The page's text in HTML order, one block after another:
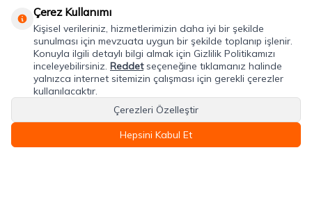
Uygulamalarımız
Adres & İletişim
Çerez Kullanımı
Kişisel verileriniz, hizmetlerimizin daha iyi bir şekilde
sunulması için mevzuata uygun bir şekilde toplanıp işlenir.
Konuyla ilgili detaylı bilgi almak için Gizlilik Politikamızı
inceleyebilirsiniz. Reddetseçeneğine tıklamanız halinde
yalnızca internet sitemizin çalışması için gerekli çerezler
kullanılacaktır.
Çerezleri Özelleştir
Hepsini Kabul Et